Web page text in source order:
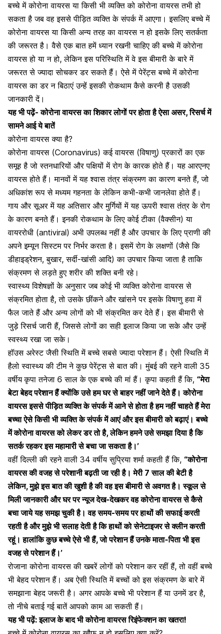
बच्चे में कोरोना वायरस या किसी भी व्यक्ति को कोरोना वायरस तभी हो
सकता है जब वह इससे पीड़ित व्यक्ति के संपर्क में आएगा। इसलिए बच्चे में
कोरोना वायरस या किसी अन्य तरह का वायरस न हो इसके लिए सतर्कता
की जरूरत है। वैसे एक बात हमें ध्यान रखनी चाहिए की बच्चे में कोरोना
वायरस हो या न हो, लेकिन इस परिस्थिति में वे इस बीमारी के बारे में
जरूरत से ज्यादा सोचकर डर सकते हैं। ऐसे में पेरेंट्स बच्चे में कोरोना
वायरस का डर न बिठाएं उन्हें इसकी रोकथाम कैसे करनी है उसकी
जानकारी दें।
यह भी पढ़ें-कोरोना वायरस का शिकार लोगों पर होता है ऐसा असर, रिसर्च में
सामने आई ये बातें
कोरोना वायरस क्या है?
कोरोना वायरस (Coronavirus) कई वायरस (विषाणु) प्रकारों का एक
समूह है जो स्तनधारियों और पक्षियों में रोग के कारक होते हैं। यह आरएनए
वायरस होते हैं। मानवों में यह श्वास तंत्र संक्रमण का कारण बनते हैं, जो
अधिकांश रूप से मध्यम गहनता के लेकिन कभी-कभी जानलेवा होते हैं।
गाय और सूअर में यह अतिसार और मुर्गियों में यह ऊपरी श्वास तंत्र के रोग
के कारण बनते हैं। इनकी रोकथाम के लिए कोई टीका (वैक्सीन) या
वायररोधी (antiviral) अभी उपलब्ध नहीं है और उपचार के लिए प्राणी की
अपने इम्यून सिस्टम पर निर्भर करता है। इसमें रोग के लक्षणों (जैसे कि
डीहाइड्रेशन, बुखार, सर्दी-खांसी आदि) का उपचार किया जाता है ताकि
संक्रमण से लड़ते हुए शरीर की शक्ति बनी रहे।
स्वास्थ्य विशेषज्ञों के अनुसार जब कोई भी व्यक्ति कोरोना वायरस से
संक्रमित होता है, तो उसके छींकने और खांसने पर इसके विषाणु हवा में
फैल जाते हैं और अन्य लोगों को भी संक्रमित कर देते हैं। इस बीमारी से
जुड़े रिसर्च जारी हैं, जिससे लोगों का सही इलाज किया जा सके और उन्हें
स्वस्थ्य रखा जा सके।
हॉउस अरेस्ट जैसी स्थिति में बच्चे सबसे ज्यादा परेशान हैं। ऐसी स्थिति में
हैलो स्वास्थ्य की टीम ने कुछ पेरेंट्स से बात की। मुंबई की रहने वाली 35
वर्षीय कृपा तनेजा 6 साल के एक बच्चे की मां हैं। कृपा कहती हैं कि, “मेरा
बेटा बेहद परेशान हैं क्योंकि उसे हम घर से बाहर नहीं जाने देते हैं। कोरोना
वायरस इससे पीड़ित व्यक्ति के संपर्क में आने से होता है हम नहीं चाहते हैं मेरा
बच्चा ऐसे किसी भी व्यक्ति के संपर्क में आएं और इस बीमारी को बढ़ाएं। बच्चे
में कोरोना वायरस को लेकर डर तो है, लेकिन हमने उसे समझा दिया है कि
सतर्क रहकर इस महामारी से बचा जा सकता है।’
वहीं दिल्ली की रहने वाली 34 वर्षीय सुप्रिया शर्मा कहती हैं कि, “कोरोना
वायरस की वजह से परेशानी बढ़ती जा रही है। मेरी 7 साल की बेटी है
लेकिन, मुझे इस बात की खुशी है की वह इस बीमारी से अवगत है। स्कूल से
मिली जानकारी और घर पर न्यूज देख-देखकर वह कोरोना वायरस से कैसे
बचा जाये यह समझ चुकी है। वह समय-समय पर हाथों की सफाई करती
रहती है और मुझे भी सलाह देती है कि हाथों को सेनेटाइजर से क्लीन करती
रहूं। हालांकि कुछ बच्चे ऐसे भी हैं, जो परेशान हैं उनके माता-पिता भी इस
वजह से परेशान हैं।’
रोजाना कोरोना वायरस की खबरें लोगों को परेशान कर रहीं हैं, तो वहीं बच्चे
भी बेहद परेशान हैं। अब ऐसी स्थिति में बच्चों को इस संक्रमण के बारे में
समझाना बेहद जरूरी है। अगर आपके बच्चे भी परेशान हैं या उनमें डर है,
तो नीचे बताई गई बातें आपको काम आ सकती हैं।
यह भी पढ़ें:इलाज के बाद भी कोरोना वायरस रिइंफेक्शन का खतरा!